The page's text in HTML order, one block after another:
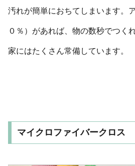
汚れが簡単におちてしまいます。
０％）があれば、物の数秒でつく
家にはたくさん常備しています。
マイクロファイバークロス